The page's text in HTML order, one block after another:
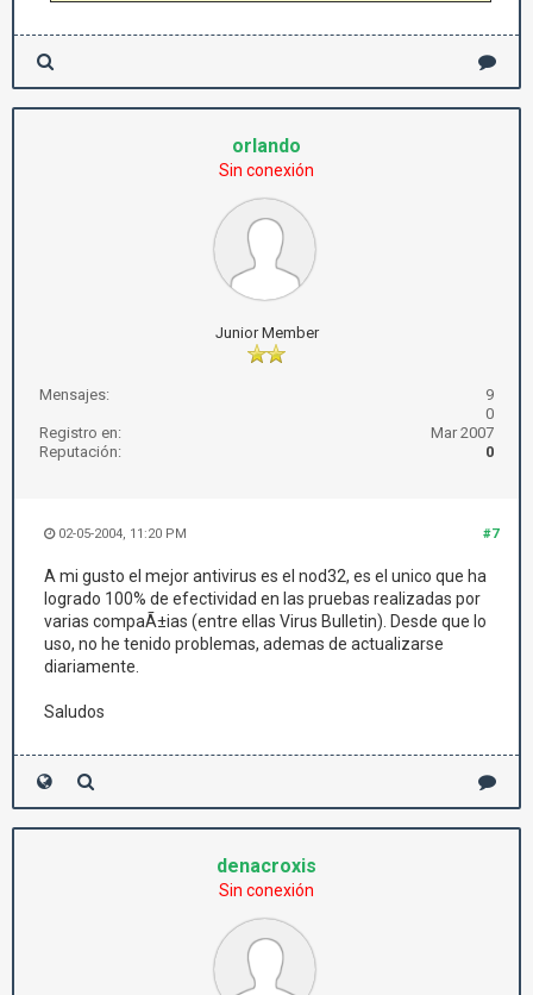
orlando
Sin conexión
Junior Member
Mensajes:
9
0
Registro en:
Mar 2007
Reputación:
0
#7
02-05-2004, 11:20 PM
A mi gusto el mejor antivirus es el nod32, es el unico que ha
logrado 100% de efectividad en las pruebas realizadas por
varias compaÃ±ias (entre ellas Virus Bulletin). Desde que lo
uso, no he tenido problemas, ademas de actualizarse
diariamente.
Saludos
denacroxis
Sin conexión